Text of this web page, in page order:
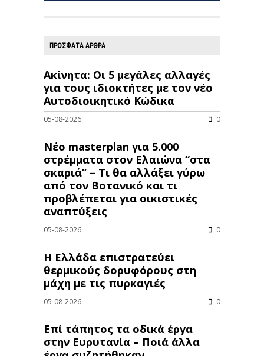
ΠΡΟΣΦΑΤΑ ΑΡΘΡΑ
Ακίνητα: Οι 5 μεγάλες αλλαγές
για τους ιδιοκτήτες με τον νέο
Αυτοδιοικητικό Κώδικα
05-08-2026 0
Νέο masterplan για 5.000
στρέμματα στον Ελαιώνα “στα
σκαριά” – Τι θα αλλάξει γύρω
από τον Βοτανικό και τι
προβλέπεται για οικιστικές
αναπτύξεις
05-08-2026 0
Η Ελλάδα επιστρατεύει
θερμικούς δορυφόρους στη
μάχη με τις πυρκαγιές
05-08-2026 0
Επί τάπητος τα οδικά έργα
στην Ευρυτανία – Ποιά άλλα